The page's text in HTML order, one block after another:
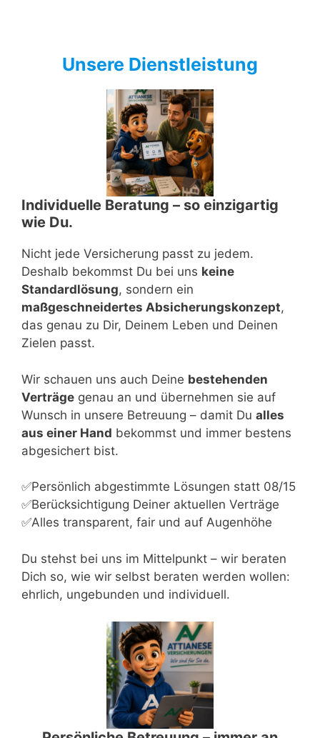
Unsere Dienstleistung
Individuelle Beratung – so einzigartig
wie Du.
Nicht jede Versicherung passt zu jedem.
Deshalb bekommst Du bei uns keine
Standardlösung, sondern ein
maßgeschneidertes Absicherungskonzept,
das genau zu Dir, Deinem Leben und Deinen
Zielen passt.
Wir schauen uns auch Deine bestehenden
Verträge genau an und übernehmen sie auf
Wunsch in unsere Betreuung – damit Du alles
aus einer Hand bekommst und immer bestens
abgesichert bist.
✅Persönlich abgestimmte Lösungen statt 08/15
✅Berücksichtigung Deiner aktuellen Verträge
✅Alles transparent, fair und auf Augenhöhe
Du stehst bei uns im Mittelpunkt – wir beraten
Dich so, wie wir selbst beraten werden wollen:
ehrlich, ungebunden und individuell.